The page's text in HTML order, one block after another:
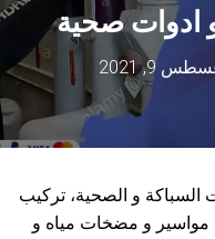
ن
ق
ادوات صحية
9, 2021
و الصحية، تركيب
مواسير و مضخات مياه و